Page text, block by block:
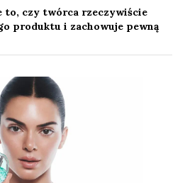
to, czy twórca rzeczywiście
produktu i zachowuje pewną